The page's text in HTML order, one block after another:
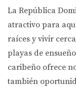
La República
atractivo para
raíces y vivir
playas de
caribeño ofrece
también